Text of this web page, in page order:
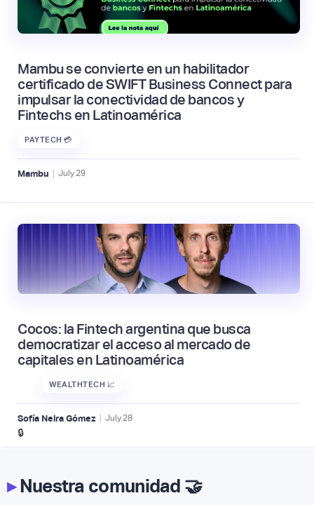
Mambu se convierte en un habilitador
certificado de SWIFT Business Connect para
impulsar la conectividad de bancos y
Fintechs en Latinoamérica
PAYTECH 💳
Mambu | July29
Cocos: la Fintech argentina que busca
democratizar el acceso al mercado de
capitales en Latinoamérica
WEALTHTECH 📈
Sofía Neira Gómez | July28
🔒
▸Nuestra comunidad 🤝